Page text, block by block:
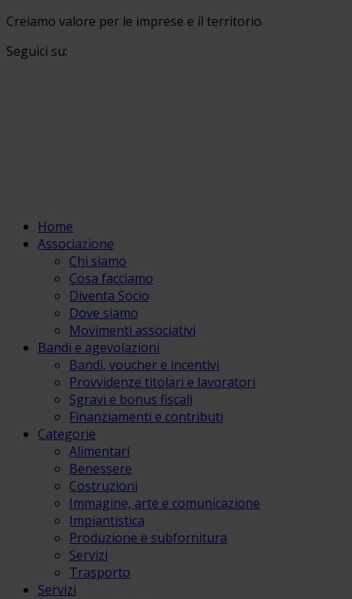
Creiamo valore per le imprese e il territorio
Seguici su:
Home
Associazione
Chi siamo
Cosa facciamo
Diventa Socio
Dove siamo
Movimenti associativi
Bandi e agevolazioni
Bandi, voucher e incentivi
Provvidenze titolari e lavoratori
Sgravi e bonus fiscali
Finanziamenti e contributi
Categorie
Alimentari
Benessere
Costruzioni
Immagine, arte e comunicazione
Impiantistica
Produzione e subfornitura
Servizi
Trasporto
Servizi